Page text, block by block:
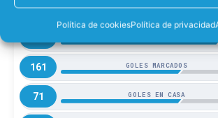
Política de cookiesPolítica de privacidad
4 GANADOS EN CASA
161 GOLES MARCADOS
71 GOLES EN CASA